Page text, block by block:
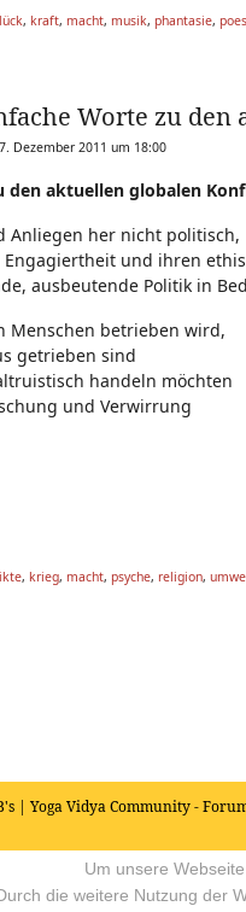
, kraft, macht, musik, phantasie,
Worte zu
Dezember 2011 um 18:00
den aktuellen globalen
Anliegen her nicht politisch,
und ihren
ausbeutende Politik in
Menschen betrieben wird,
getrieben sind
handeln möchten
und Verwirrung
, krieg, macht, psyche, religion,
| Yoga Vidya Community -
Um unsere
die weitere Nutzung der